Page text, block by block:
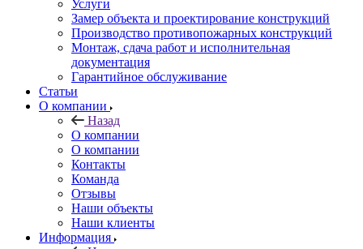
Услуги
Замер объекта и проектирование конструкций
Производство противопожарных конструкций
Монтаж, сдача работ и исполнительная
документация
Гарантийное обслуживание
Статьи
О компании
Назад
О компании
О компании
Контакты
Команда
Отзывы
Наши объекты
Наши клиенты
Информация